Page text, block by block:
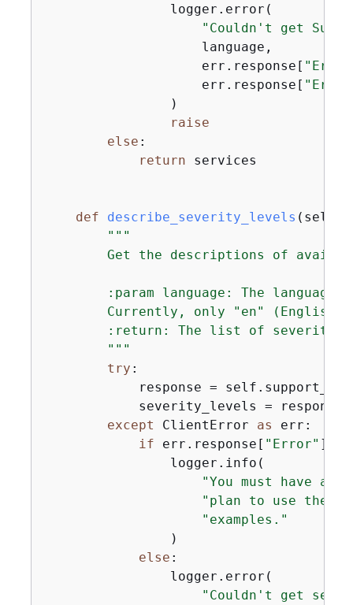
                logger.error(
"Couldn't get
                    language,
                    err.response[
                    err.response[
                )
raise
else :
return services
def describe_severity_levels ( self,
"""
Get the descriptions of
:param language: The language
Currently, only "en" (English)
:return: The list of severity
        """
try :
response =
            severity_levels = response[
except ClientError as err:
if err.response[ "Error" ][
                logger.info(
"You must have a
"plan to use the
"examples."
                )
else :
                logger.error(
"Couldn't get